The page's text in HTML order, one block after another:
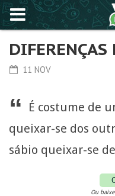
DIFERENÇAS
11 NOV
“
É costume de
queixar-se dos
sábio queixar-se
Ou